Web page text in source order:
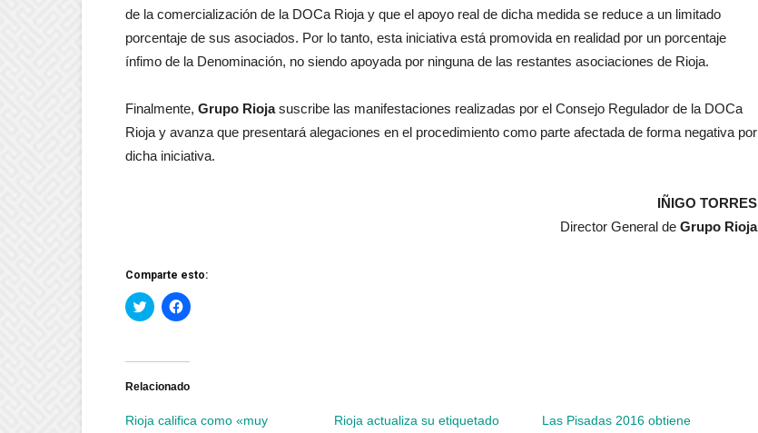
de la comercialización de la DOCa Rioja y que el apoyo real de dicha medida se reduce a un limitado
porcentaje de sus asociados. Por lo tanto, esta iniciativa está promovida en realidad por un porcentaje
ínfimo de la Denominación, no siendo apoyada por ninguna de las restantes asociaciones de Rioja.
Finalmente, Grupo Riojasuscribe las manifestaciones realizadas por el Consejo Regulador de la DOCa
Rioja y avanza que presentará alegaciones en el procedimiento como parte afectada de forma negativa por
dicha iniciativa.
IÑIGO TORRES
Director General de Grupo Rioja
Comparte esto:
Haz
clic
Twitter
abre
ventana
Haz
clic
Facebook
abre
ventana
Relacionado
Rioja califica como «muy
Rioja actualiza su etiquetado
Las Pisadas 2016 obtiene